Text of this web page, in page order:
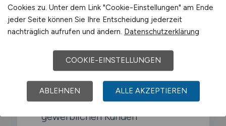
Typische Aufgaben in Melle
Nahverkehrs- oder
Hauptlauftouren im Stückgutnetz
Zustellung und Abholung bei
gewerblichen Kunden
Cookies zu. Unter dem Link "Cookie-Einstellungen" am Ende
jeder Seite können Sie Ihre Entscheidung jederzeit
nachträglich aufrufen und ändern. Datenschutzerklärung
COOKIE-EINSTELLUNGEN
ABLEHNEN ALLE AKZEPTIEREN